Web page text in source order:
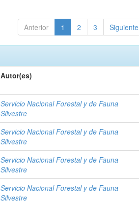
Anterior 1 2 3 Siguiente
Autor(es)
Servicio Nacional Forestal y de Fauna
Silvestre
Servicio Nacional Forestal y de Fauna
Silvestre
Servicio Nacional Forestal y de Fauna
Silvestre
Servicio Nacional Forestal y de Fauna
Silvestre